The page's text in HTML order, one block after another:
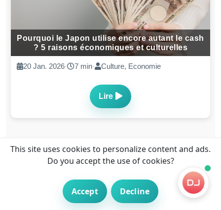
This site uses cookies to personalize content and ads.
Do you accept the use of cookies?
Accept Decline
Pourquoi le Japon utilise encore autant le cash
? 5 raisons économiques et culturelles
20 Jan. 2026· 7 min· Culture, Economie
Lire